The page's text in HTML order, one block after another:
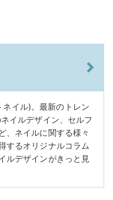
イル)。最新のトレン
イルデザイン、セルフ
、ネイルに関する様々
するオリジナルコラム
ルデザインがきっと見